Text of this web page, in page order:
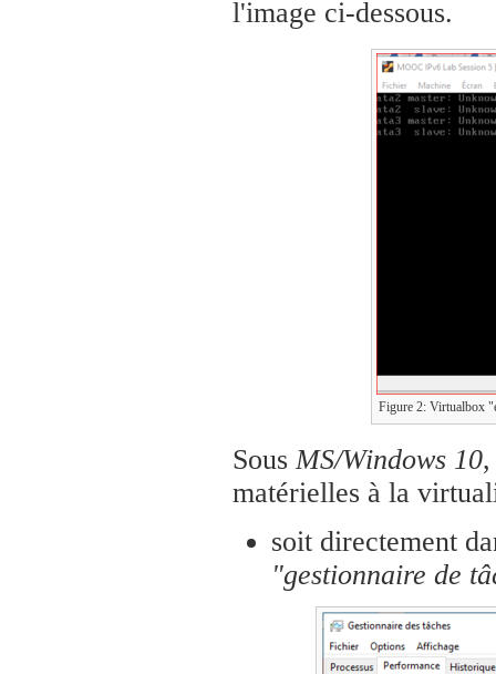
l'image ci-dessous.
Figure 2: Virtualbox
SousMS/Windows 10
matérielles à la
soit directement
"gestionnaire de